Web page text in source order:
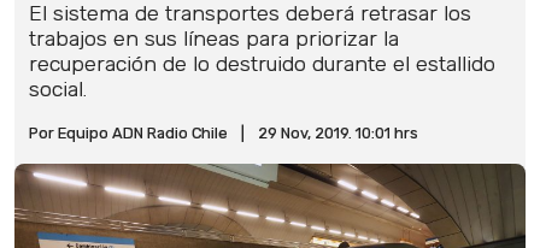
El sistema de transportes deberá retrasar los
trabajos en sus líneas para priorizar la
recuperación de lo destruido durante el estallido
social.
Por Equipo ADN Radio Chile 29 Nov, 2019. 10:01 hrs